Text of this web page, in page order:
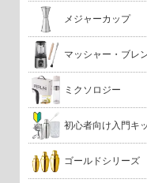
メジャーカップ
マッシャー・ブレ
ミクソロジー
初心者向け入門キ
ゴールドシリーズ